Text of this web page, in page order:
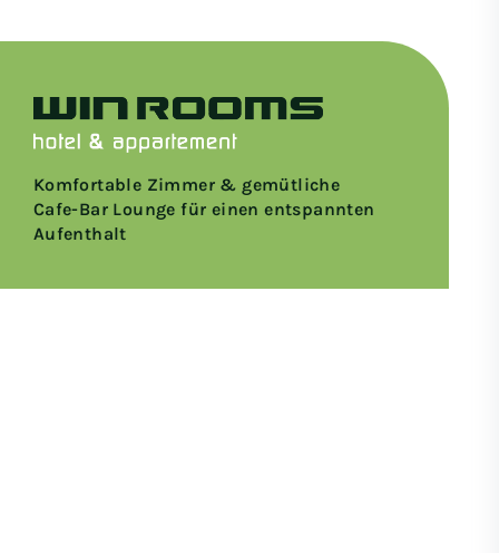
Komfortable Zimmer & gemütliche
Cafe-Bar Lounge für einen entspannten
Aufenthalt